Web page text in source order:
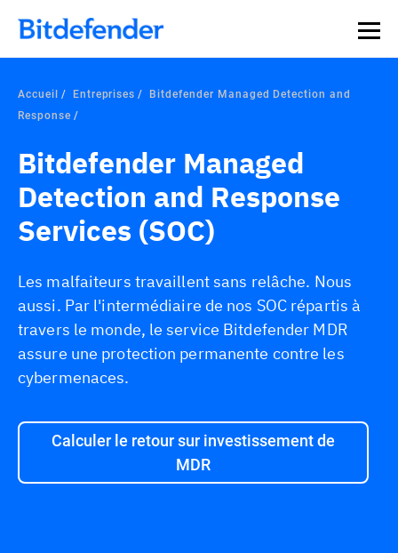
Souveraineté des données en cybersécurité : webinaire
en direct, le 30 juillet .Inscrivez-vous >>
Accueil Entreprises
Bitdefender Managed Detection and
Response
Bitdefender Managed
Detection and Response
Services (SOC)
Les malfaiteurs travaillent sans relâche. Nous
aussi. Par l'intermédiaire de nos SOC répartis à
travers le monde, le service Bitdefender MDR
assure une protection permanente contre les
cybermenaces.
Calculer le retour sur investissement de
MDR